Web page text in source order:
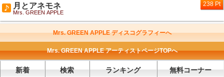
月とアネモネ
Mrs. GREEN APPLE
238 Pt
Mrs. GREEN APPLE ディスコグラフィーへ
Mrs. GREEN APPLE アーティストページTOPへ
新着 検索 ランキング 無料コーナー